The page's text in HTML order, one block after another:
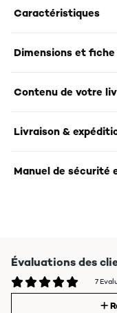
Caractéristiques
Dimensions et
Contenu de votre
Livraison &
Manuel de sécurité
Évaluations des
7